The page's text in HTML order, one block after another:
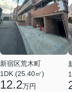
新宿区荒木町
1DK (25.40㎡)
12.2万円